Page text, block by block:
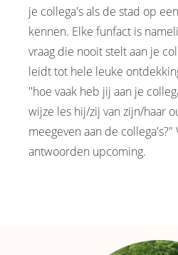
je collega's als de stad op
kennen. Elke funfact is
vraag die nooit stelt aan je
leidt tot hele leuke
''hoe vaak heb jij aan je
wijze les hij/zij van zijn/haar
meegeven aan de collega's?"
antwoorden upcoming.